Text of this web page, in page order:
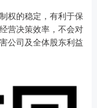
权的稳定，有利于保
营决策效率，不会对
公司及全体股东利益